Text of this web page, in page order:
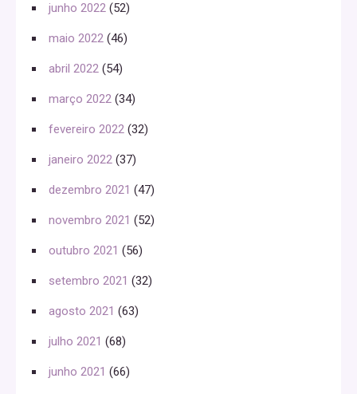
junho 2022 (52)
maio 2022 (46)
abril 2022 (54)
março 2022 (34)
fevereiro 2022 (32)
janeiro 2022 (37)
dezembro 2021 (47)
novembro 2021 (52)
outubro 2021 (56)
setembro 2021 (32)
agosto 2021 (63)
julho 2021 (68)
junho 2021 (66)